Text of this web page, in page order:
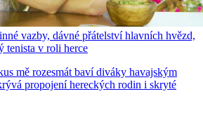
vazby, dávné přátelství hlavních hvězd,
tenista v roli herce
mě rozesmát baví diváky havajským
propojení hereckých rodin i skryté